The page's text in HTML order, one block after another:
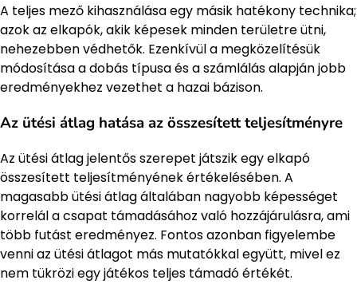
A teljes mező kihasználása egy másik hatékony technika;
azok az elkapók, akik képesek minden területre ütni,
nehezebben védhetők. Ezenkívül a megközelítésük
módosítása a dobás típusa és a számlálás alapján jobb
eredményekhez vezethet a hazai bázison.
Az ütési átlag hatása az összesített teljesítményre
Az ütési átlag jelentős szerepet játszik egy elkapó
összesített teljesítményének értékelésében. A
magasabb ütési átlag általában nagyobb képességet
korrelál a csapat támadásához való hozzájárulásra, ami
több futást eredményez. Fontos azonban figyelembe
venni az ütési átlagot más mutatókkal együtt, mivel ez
nem tükrözi egy játékos teljes támadó értékét.